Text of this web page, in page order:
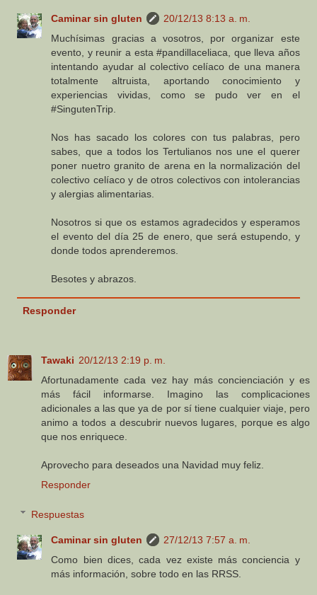
Caminar sin gluten
20/12/13 8:13 a. m.
Muchísimas gracias a vosotros, por organizar este
evento, y reunir a esta #pandillaceliaca, que lleva años
intentando ayudar al colectivo celíaco de una manera
totalmente altruista, aportando conocimiento y
experiencias vividas, como se pudo ver en el
#SingutenTrip.
Nos has sacado los colores con tus palabras, pero
sabes, que a todos los Tertulianos nos une el querer
poner nuetro granito de arena en la normalización del
colectivo celíaco y de otros colectivos con intolerancias
y alergias alimentarias.
Nosotros si que os estamos agradecidos y esperamos
el evento del día 25 de enero, que será estupendo, y
donde todos aprenderemos.
Besotes y abrazos.
Responder
Tawaki 20/12/13 2:19 p. m.
Afortunadamente cada vez hay más concienciación y es
más fácil informarse. Imagino las complicaciones
adicionales a las que ya de por sí tiene cualquier viaje, pero
animo a todos a descubrir nuevos lugares, porque es algo
que nos enriquece.
Aprovecho para deseados una Navidad muy feliz.
Responder
Respuestas
Caminar sin gluten
27/12/13 7:57 a. m.
Como bien dices, cada vez existe más conciencia y
más información, sobre todo en las RRSS.